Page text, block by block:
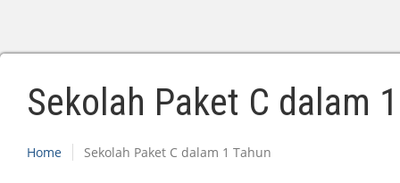
Sekolah Paket C dalam
Home Sekolah Paket C dalam 1 Tahun